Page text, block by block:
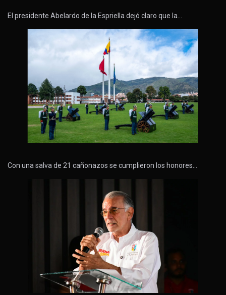
El presidente Abelardo de la Espriella dejó claro que la…
Con una salva de 21 cañonazos se cumplieron los honores…